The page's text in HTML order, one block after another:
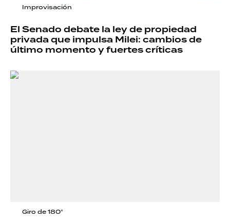
Improvisación
El Senado debate la ley de propiedad
privada que impulsa Milei: cambios de
último momento y fuertes críticas
Giro de 180°